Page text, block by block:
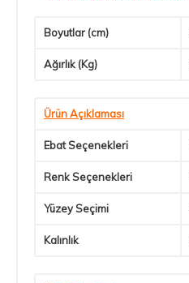
Boyutlar (cm)
Ağırlık (Kg)
Ürün Açıklaması
Ebat Seçenekleri
Renk Seçenekleri
Yüzey Seçimi
Kalınlık